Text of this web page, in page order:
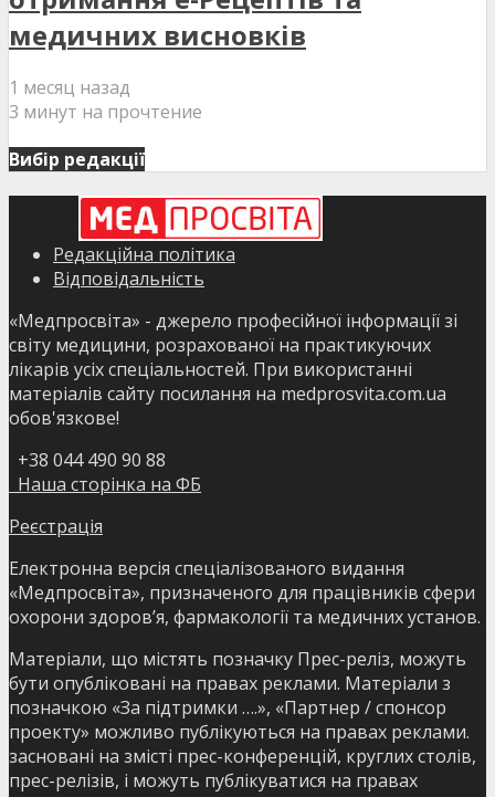
медичних висновків
1 месяц назад
3 минут на прочтение
Вибір редакції
Редакційна політика
Відповідальність
«Медпросвіта» - джерело професійної інформації зі
світу медицини, розрахованої на практикуючих
лікарів усіх спеціальностей. При використанні
матеріалів сайту посилання на medprosvita.com.ua
обов'язкове!
+38 044 490 90 88
Наша сторінка на ФБ
Реєстрація
Електронна версія спеціалізованого видання
«Медпросвіта», призначеного для працівників сфери
охорони здоров’я, фармакології та медичних установ.
Матеріали, що містять позначку Прес-реліз, можуть
бути опубліковані на правах реклами. Матеріали з
позначкою «За підтримки ….», «Партнер / спонсор
проекту» можливо публікуються на правах реклами.
засновані на змісті прес-конференцій, круглих столів,
прес-релізів, і можуть публікуватися на правах